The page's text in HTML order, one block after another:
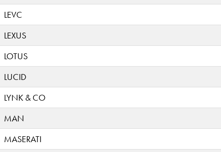
LEVC
LEXUS
LOTUS
LUCID
LYNK & CO
MAN
MASERATI